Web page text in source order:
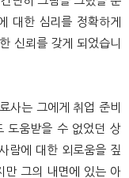
대한 심리를 정확하게
신뢰를 갖게 되었습니
사는 그에게 취업 준비
도움받을 수 없었던 상
람에 대한 외로움을 짚
만 그의 내면에 있는 아